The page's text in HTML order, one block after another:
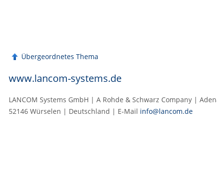
Übergeordnetes Thema
www.lancom-systems.de
LANCOM Systems GmbH | A Rohde & Schwarz Company |
52146 Würselen | Deutschland | E‑Mail info@lancom.de